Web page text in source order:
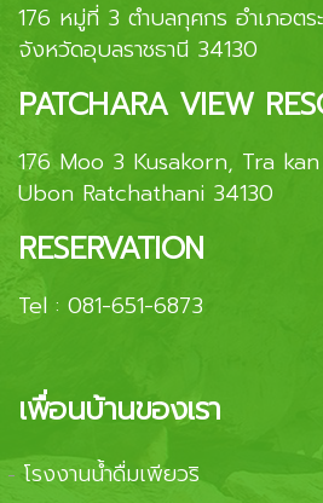
176 หมู่ที่ 3 ตำบลกุศกร อำเภอตร
จังหวัดอุบลราชธานี 34130
PATCHARA VIEW
176 Moo 3 Kusakorn, Tra
Ubon Ratchathani 34130
RESERVATION
Tel : 081-651-6873
เพื่อนบ้านของเรา
-โรงงานน้ำดื่มเพียวริ